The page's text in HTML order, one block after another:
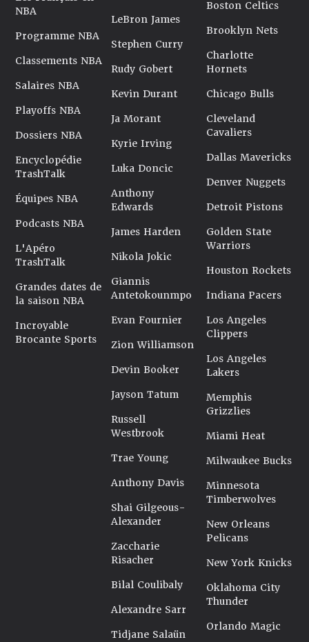
NBA
Programme NBA
Classements NBA
Salaires NBA
Playoffs NBA
Dossiers NBA
Encyclopédie
TrashTalk
Équipes NBA
Podcasts NBA
L'Apéro
TrashTalk
Grandes dates de
la saison NBA
Incroyable
Brocante Sports
LeBron James
Stephen Curry
Rudy Gobert
Kevin Durant
Ja Morant
Kyrie Irving
Luka Doncic
Anthony
Edwards
James Harden
Nikola Jokic
Giannis
Antetokounmpo
Evan Fournier
Zion Williamson
Devin Booker
Jayson Tatum
Russell
Westbrook
Trae Young
Anthony Davis
Shai Gilgeous-
Alexander
Zaccharie
Risacher
Bilal Coulibaly
Alexandre Sarr
Tidjane Salaün
Boston Celtics
Brooklyn Nets
Charlotte
Hornets
Chicago Bulls
Cleveland
Cavaliers
Dallas Mavericks
Denver Nuggets
Detroit Pistons
Golden State
Warriors
Houston Rockets
Indiana Pacers
Los Angeles
Clippers
Los Angeles
Lakers
Memphis
Grizzlies
Miami Heat
Milwaukee Bucks
Minnesota
Timberwolves
New Orleans
Pelicans
New York Knicks
Oklahoma City
Thunder
Orlando Magic